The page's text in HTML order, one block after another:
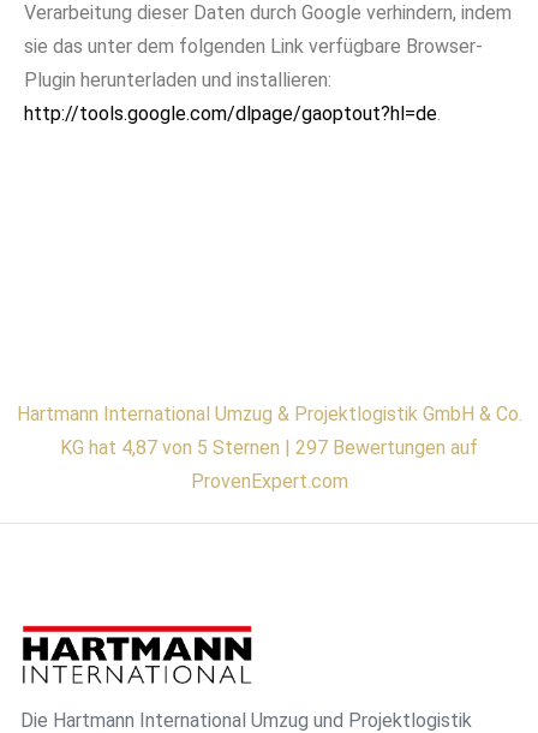
Verarbeitung dieser Daten durch Google verhindern, indem
sie das unter dem folgenden Link verfügbare Browser-
Plugin herunterladen und installieren:
http://tools.google.com/dlpage/gaoptout?hl=de.
Hartmann International Umzug & Projektlogistik GmbH & Co.
KG hat 4,87 von 5 Sternen | 297 Bewertungen auf
ProvenExpert.com
Die Hartmann International Umzug und Projektlogistik